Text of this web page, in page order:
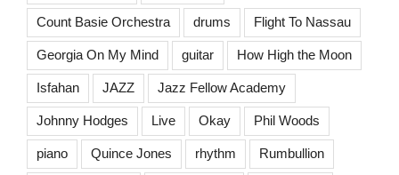
Count Basie Orchestra drums Flight To Nassau
Georgia On My Mind guitar How High the Moon
Isfahan JAZZ Jazz Fellow Academy
Johnny Hodges Live Okay Phil Woods
piano Quince Jones rhythm Rumbullion